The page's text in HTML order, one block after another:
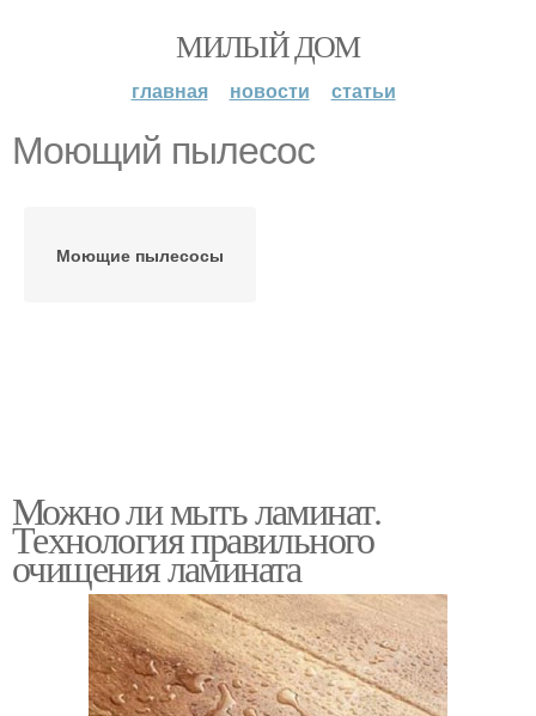
МИЛЫЙ ДОМ
главная новости статьи
Моющий пылесос
Моющие пылесосы
Можно ли мыть ламинат.
Технология правильного
очищения ламината